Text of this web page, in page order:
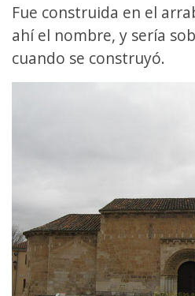
Fue construida en el
ahí el nombre, y sería
cuando se construyó.